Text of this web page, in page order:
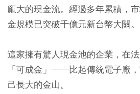
龐大的現金流。經過多年累積，
金規模已突破千億元新台幣大關。
這家擁有驚人現金池的企業，在
「可成金」——比起傳統電子廠
己長大的金山。